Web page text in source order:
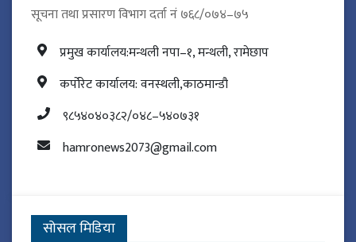
सूचना तथा प्रसारण विभाग दर्ता नं ७६८/०७४–७५
प्रमुख कार्यालय:मन्थली नपा–१, मन्थली, रामेछाप
कर्पोरेट कार्यालय: वनस्थली,काठमान्डौ
९८५४०४०३८२/०४८–५४०७३१
hamronews2073@gmail.com
सोसल मिडिया